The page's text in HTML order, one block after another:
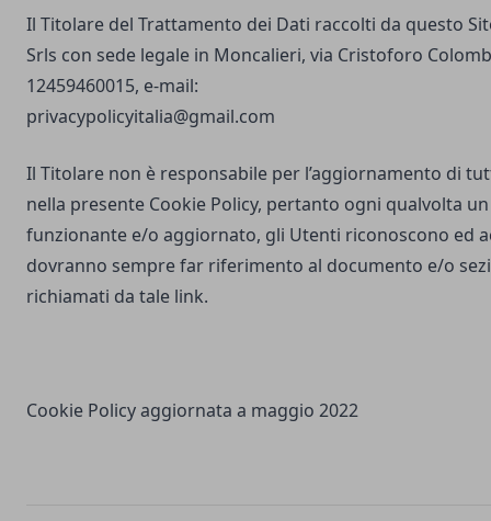
Il Titolare del Trattamento dei Dati raccolti da questo
Srls con sede legale in Moncalieri, via Cristoforo
12459460015, e-mail:
privacypolicyitalia@gmail.com
Il Titolare non è responsabile per l’aggiornamento di
nella presente Cookie Policy, pertanto ogni qualvolta
funzionante e/o aggiornato, gli Utenti riconoscono ed
dovranno sempre far riferimento al documento e/o
richiamati da tale link.
Cookie Policy aggiornata a maggio 2022